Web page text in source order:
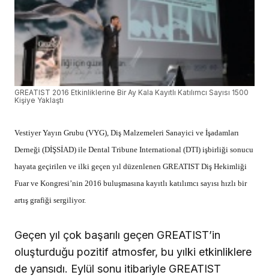
GREATIST 2016 Etkinliklerine Bir Ay Kala Kayıtlı Katılımcı Sayısı 1500
Kişiye Yaklaştı
Vestiyer Yayın Grubu (VYG), Diş Malzemeleri Sanayici ve İşadamları
Derneği (DİŞSİAD) ile Dental Tribune International (DTI) işbirliği sonucu
hayata geçirilen ve ilki geçen yıl düzenlenen GREATIST Diş Hekimliği
Fuar ve Kongresi’nin 2016 buluşmasına kayıtlı katılımcı sayısı hızlı bir
artış grafiği sergiliyor.
Geçen yıl çok başarılı geçen GREATIST’in
oluşturduğu pozitif atmosfer, bu yılki etkinliklere
de yansıdı. Eylül sonu itibariyle GREATIST